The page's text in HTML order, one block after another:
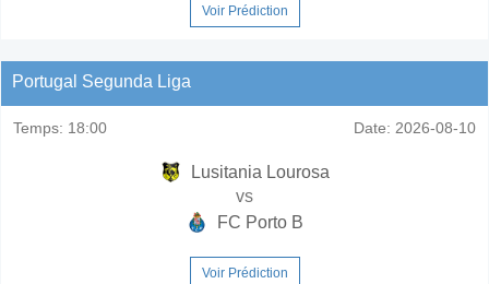
Voir Prédiction
Portugal Segunda Liga
Temps: 18:00 Date: 2026-08-10
Lusitania Lourosa
vs
FC Porto B
Voir Prédiction